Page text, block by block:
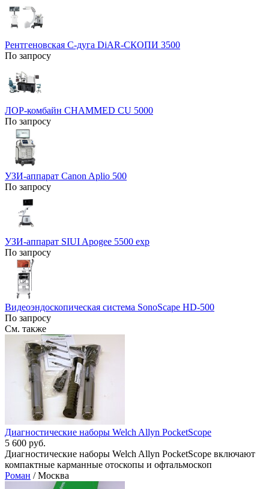
Рентгеновская С-дуга DiAR-СКОПИ 3500
По запросу
ЛОР-комбайн CHAMMED CU 5000
По запросу
УЗИ-аппарат Canon Aplio 500
По запросу
УЗИ-аппарат SIUI Apogee 5500 exp
По запросу
Видеоэндоскопическая система SonoScape HD-500
По запросу
См. также
Диагностические наборы Welch Allyn PocketScope
5 600 руб.
Диагностические наборы Welch Allyn PocketScope включают
компактные карманные отоскопы и офтальмоскоп
Роман / Москва